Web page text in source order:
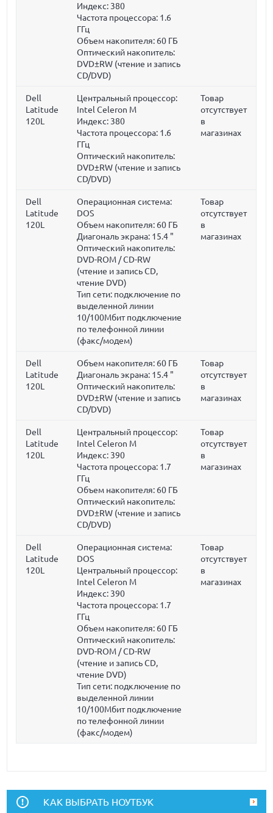
Индекс: 380
Частота процессора: 1.6
ГГц
Объем накопителя: 60 ГБ
Оптический накопитель:
DVD±RW (чтение и запись
CD/DVD)
Dell
Latitude
120L
Центральный процессор:
Intel Celeron M
Индекс: 380
Частота процессора: 1.6
ГГц
Оптический накопитель:
DVD±RW (чтение и запись
CD/DVD)
Товар
отсутствует
в
магазинах
Dell
Latitude
120L
Операционная система:
DOS
Объем накопителя: 60 ГБ
Диагональ экрана: 15.4 "
Оптический накопитель:
DVD-ROM / CD-RW
(чтение и запись CD,
чтение DVD)
Тип сети: подключение по
выделенной линии
10/100Мбит подключение
по телефонной линии
(факс/модем)
Товар
отсутствует
в
магазинах
Dell
Latitude
120L
Объем накопителя: 60 ГБ
Диагональ экрана: 15.4 "
Оптический накопитель:
DVD±RW (чтение и запись
CD/DVD)
Товар
отсутствует
в
магазинах
Dell
Latitude
120L
Центральный процессор:
Intel Celeron M
Индекс: 390
Частота процессора: 1.7
ГГц
Объем накопителя: 60 ГБ
Оптический накопитель:
DVD±RW (чтение и запись
CD/DVD)
Товар
отсутствует
в
магазинах
Dell
Latitude
120L
Операционная система:
DOS
Центральный процессор:
Intel Celeron M
Индекс: 390
Частота процессора: 1.7
ГГц
Объем накопителя: 60 ГБ
Оптический накопитель:
DVD-ROM / CD-RW
(чтение и запись CD,
чтение DVD)
Тип сети: подключение по
выделенной линии
10/100Мбит подключение
по телефонной линии
(факс/модем)
Товар
отсутствует
в
магазинах
КАК ВЫБРАТЬ НОУТБУК